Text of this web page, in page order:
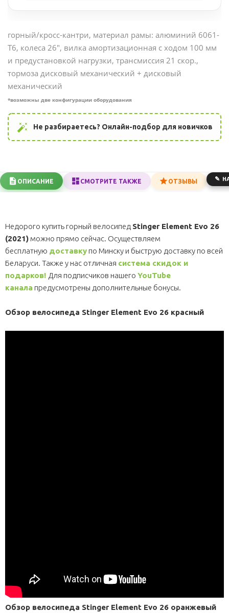
горный/кросс-кантри, материал рамы: алюминий 6061-
Т6, колеса 26", вилка амортизационная с ходом 100 мм
и предустановкой нагрузки, трансмиссия 21 скор.,
тормоза дисковый механический + дисковый
механический
*возможны две конфигурации оборудования
auto_fix_high Не разбираетесь? Онлайн-подбор для новичков
ОПИСАНИЕ СМОТРИТЕ ТАКЖЕ ОТЗЫВЫ
Недорого купить горный велосипед Stinger Element Evo 26
(2021) можно прямо сейчас. Осуществляем
бесплатную доставку по Минску и быструю доставку по всей
Беларуси. Также у нас отличная система скидок и
подарков! Для подписчиков нашего YouTube
канала предусмотрены дополнительные бонусы.
Обзор велосипеда Stinger Element Evo 26 красный
Обзор велосипеда Stinger Element Evo 26 оранжевый